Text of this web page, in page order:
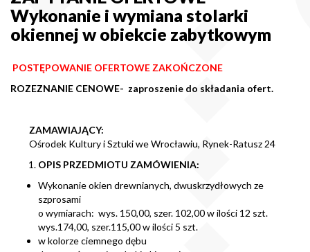
Wykonanie i wymiana stolarki
okiennej w obiekcie zabytkowym
POSTĘPOWANIE OFERTOWE ZAKOŃCZONE
ROZEZNANIE CENOWE- zaproszenie do składania ofert.
ZAMAWIAJĄCY:
Ośrodek Kultury i Sztuki we Wrocławiu, Rynek-Ratusz 24
OPIS PRZEDMIOTU ZAMÓWIENIA:
Wykonanie okien drewnianych, dwuskrzydłowych ze
szprosami
o wymiarach: wys. 150,00, szer. 102,00 w ilości 12 szt.
wys.174,00, szer.115,00 w ilości 5 szt.
w kolorze ciemnego dębu